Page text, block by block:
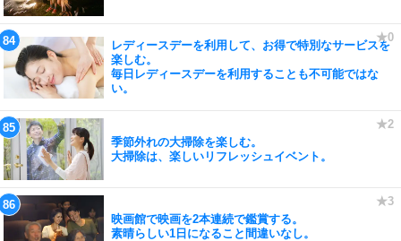
レディースデーを利用して、お得で特別なサービスを
楽しむ。
毎日レディースデーを利用することも不可能ではな
い。
季節外れの大掃除を楽しむ。
大掃除は、楽しいリフレッシュイベント。
映画館で映画を2本連続で鑑賞する。
素晴らしい1日になること間違いなし。